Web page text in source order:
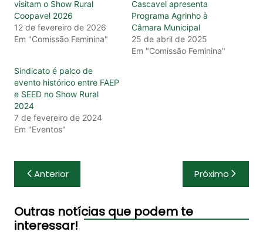
visitam o Show Rural
Coopavel 2026
12 de fevereiro de 2026
Em "Comissão Feminina"
Cascavel apresenta
Programa Agrinho à
Câmara Municipal
25 de abril de 2025
Em "Comissão Feminina"
Sindicato é palco de
evento histórico entre FAEP
e SEED no Show Rural
2024
7 de fevereiro de 2024
Em "Eventos"
Navegação
de
Post
Anterior Próximo
Outras notícias que podem te
interessar!